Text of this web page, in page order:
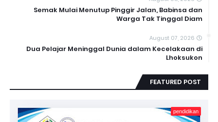
Semak Mulai Menutup Pinggir Jalan, Babinsa dan
Warga Tak Tinggal Diam
August 07, 2026
Dua Pelajar Meninggal Dunia dalam Kecelakaan di
Lhoksukon
FEATURED POST
pendidikan